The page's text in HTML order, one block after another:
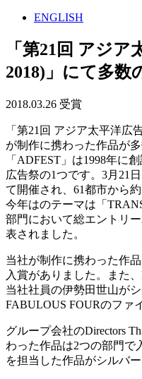
ENGLISH
「第21回 アジア
2018)」にて多数
2018.03.26 受賞
「第21回 アジア太平洋広
が制作に携わった作品が
「ADFEST」は1998年に
広告祭の1つです。3月21
て開催され、61都市から
今年はのテーマは「
部門において総エントリ
表されました。
当社が制作に携わった作
入賞がありました。また
当社社員の伊勢田世山が
FABULOUS FOURのファ
グループ会社のDirectors
わった作品は2つの部門で
を担当した作品がシルバ